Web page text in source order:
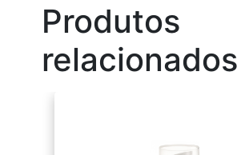
Produtos
relacionados